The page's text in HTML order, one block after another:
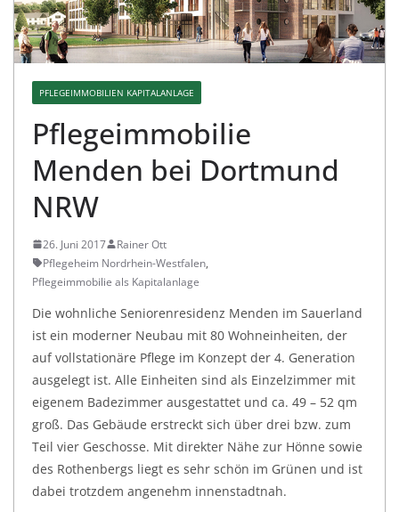
PFLEGEIMMOBILIEN KAPITALANLAGE
Pflegeimmobilie
Menden bei Dortmund
NRW
26. Juni 2017
Rainer Ott
Pflegeheim Nordrhein-Westfalen,
Pflegeimmobilie als Kapitalanlage
Die wohnliche Seniorenresidenz Menden im Sauerland
ist ein moderner Neubau mit 80 Wohneinheiten, der
auf vollstationäre Pflege im Konzept der 4. Generation
ausgelegt ist. Alle Einheiten sind als Einzelzimmer mit
eigenem Badezimmer ausgestattet und ca. 49 – 52 qm
groß. Das Gebäude erstreckt sich über drei bzw. zum
Teil vier Geschosse. Mit direkter Nähe zur Hönne sowie
des Rothenbergs liegt es sehr schön im Grünen und ist
dabei trotzdem angenehm innenstadtnah.